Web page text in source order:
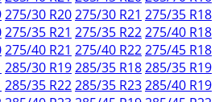
275/30 R20275/30 R21 275/35 R18
275/35 R21 275/35 R22275/40 R18
275/40 R21 275/40 R22275/45 R18
285/30 R19285/35 R18285/35 R19
285/35 R22285/35 R23285/40 R19